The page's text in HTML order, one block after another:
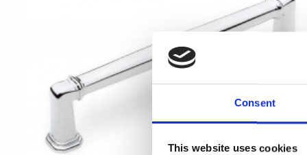
Consent
This website uses cookies